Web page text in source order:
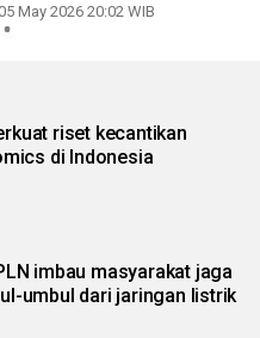
May 2026 20:02 WIB
riset kecantikan
di Indonesia
imbau masyarakat jaga
umbul dari jaringan listrik